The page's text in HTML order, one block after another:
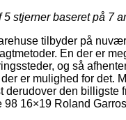
5 stjerner baseret på 7
tilbyder på
En der er
og så
er mulighed for det.
derudover den billigste
98 16×19 Roland